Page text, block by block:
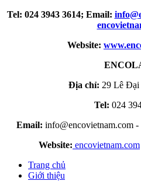
Tel: 024 3943 3614; Email: info​@
Website:
Địa chỉ: 29 Lê Đại
Tel: 024
Email: info@encovietnam.com-
Website: encovietnam.com
Trang chủ
Giới thiệu